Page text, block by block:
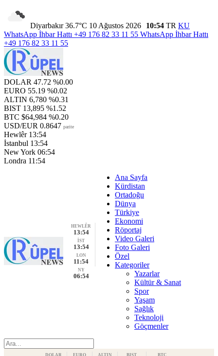
Diyarbakır 36.7°C 10 Ağustos 2026 10:54 TR KU
WhatsApp İhbar Hattı +49 176 82 33 11 55 WhatsApp İhbar Hattı
+49 176 82 33 11 55
DOLAR 47.72 %0.00
EURO 55.19 %0.02
ALTIN 6,780 %0.31
BIST 13,895 %1.52
BTC $64,984 %0.20
USD/EUR 0.8647 parite
Hewlêr 13:54
İstanbul 13:54
New York 06:54
Londra 11:54
HEWLÊR
13:54
İST
13:54
LON
11:54
NY
06:54
Ana Sayfa
Kürdistan
Ortadoğu
Dünya
Türkiye
Ekonomi
Röportaj
Video Galeri
Foto Galeri
Özel
Kategoriler
Yazarlar
Kültür & Sanat
Spor
Yaşam
Sağlık
Teknoloji
Göçmenler
DOLAR EURO ALTIN BIST BTC